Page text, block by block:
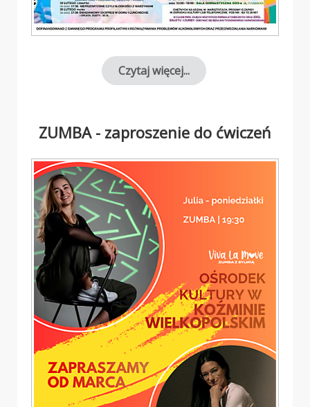
Czytaj więcej...
ZUMBA - zaproszenie do ćwiczeń